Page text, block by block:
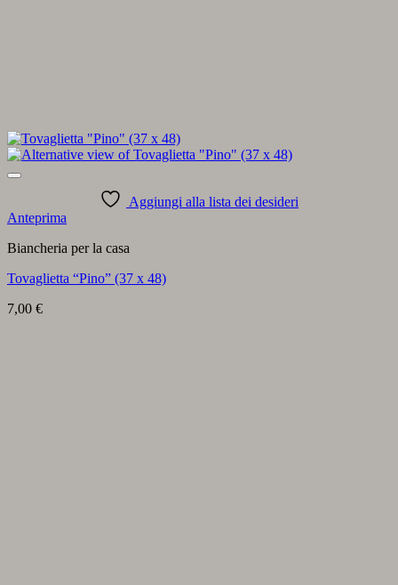
Aggiungi alla lista dei desideri
Anteprima
Biancheria per la casa
Tovaglietta “Pino” (37 x 48)
7,00 €